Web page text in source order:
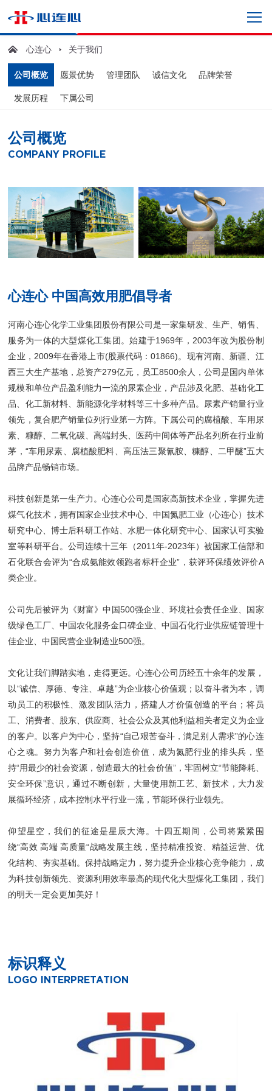
心连心 关于我们
公司概览 愿景优势 管理团队 诚信文化 品牌荣誉
发展历程 下属公司
公司概览
COMPANY PROFILE
心连心 中国高效用肥倡导者
河南心连心化学工业集团股份有限公司是一家集研发、生产、销售、
服务为一体的大型煤化工集团。始建于1969年，2003年改为股份制
企业，2009年在香港上市(股票代码：01866)。现有河南、新疆、江
西三大生产基地，总资产279亿元，员工8500余人，公司是国内单体
规模和单位产品盈利能力一流的尿素企业，产品涉及化肥、基础化工
品、化工新材料、新能源化学材料等三十多种产品。尿素产销量行业
领先，复合肥产销量位列行业第一方阵。下属公司的腐植酸、车用尿
素、糠醇、二氧化碳、高端封头、医药中间体等产品名列所在行业前
茅，“车用尿素、腐植酸肥料、高压法三聚氰胺、糠醇、二甲醚”五大
品牌产品畅销市场。
科技创新是第一生产力。心连心公司是国家高新技术企业，掌握先进
煤气化技术，拥有国家企业技术中心、中国氮肥工业（心连心）技术
研究中心、博士后科研工作站、水肥一体化研究中心、国家认可实验
室等科研平台。公司连续十三年（2011年-2023年）被国家工信部和
石化联合会评为“合成氨能效领跑者标杆企业”，获评环保绩效评价A
类企业。
公司先后被评为《财富》中国500强企业、环境社会责任企业、国家
级绿色工厂、中国农化服务金口碑企业、中国石化行业供应链管理十
佳企业、中国民营企业制造业500强。
文化让我们脚踏实地，走得更远。心连心公司历经五十余年的发展，
以“诚信、厚德、专注、卓越”为企业核心价值观；以奋斗者为本，调
动员工的积极性、激发团队活力，搭建人才价值创造的平台；将员
工、消费者、股东、供应商、社会公众及其他利益相关者定义为企业
的客户。以客户为中心，坚持“自己艰苦奋斗，满足别人需求”的心连
心之魂。努力为客户和社会创造价值，成为氮肥行业的排头兵，坚
持“用最少的社会资源，创造最大的社会价值”，牢固树立“节能降耗、
安全环保”意识，通过不断创新，大量使用新工艺、新技术，大力发
展循环经济，成本控制水平行业一流，节能环保行业领先。
仰望星空，我们的征途是星辰大海。十四五期间，公司将紧紧围
绕“高效 高端 高质量“战略发展主线，坚持精准投资、精益运营、优
化结构、夯实基础。保持战略定力，努力提升企业核心竞争能力，成
为科技创新领先、资源利用效率最高的现代化大型煤化工集团，我们
的明天一定会更加美好！
标识释义
LOGO INTERPRETATION